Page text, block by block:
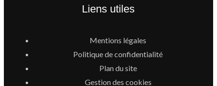
Liens utiles
Mentions légales
Politique de confidentialité
Plan du site
Gestion des cookies